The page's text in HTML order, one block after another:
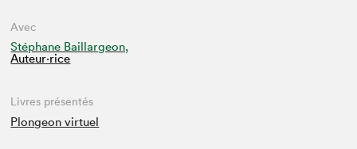
Avec
Stéphane Baillargeon,
Auteur·rice
Livres présentés
Plongeon virtuel